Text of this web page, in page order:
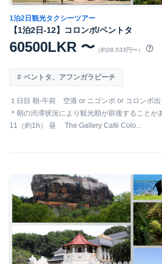
1泊2日観光タクシーツアー
【1泊2日-12】コロンボ/ベントタ
60500LKR 〜 （約28,533円〜）
ベントタ、アフンガラビーチ
１日目 朝-午前 空港 or ニゴンボ or コロンボ
＊朝の渋滞状況により観光順が前後すること
11（約1h） 昼 The Gallery Café Colo...